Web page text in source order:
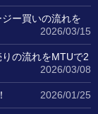
ー買いの流れを
2026/03/15
の流れをMTUで2
2026/03/08
2026/01/25